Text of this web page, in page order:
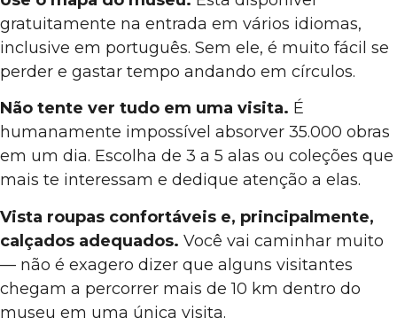
gratuitamente na entrada em vários idiomas,
inclusive em português. Sem ele, é muito fácil se
perder e gastar tempo andando em círculos.
Não tente ver tudo em uma visita. É
humanamente impossível absorver 35.000 obras
em um dia. Escolha de 3 a 5 alas ou coleções que
mais te interessam e dedique atenção a elas.
Vista roupas confortáveis e, principalmente,
calçados adequados. Você vai caminhar muito
— não é exagero dizer que alguns visitantes
chegam a percorrer mais de 10 km dentro do
museu em uma única visita.